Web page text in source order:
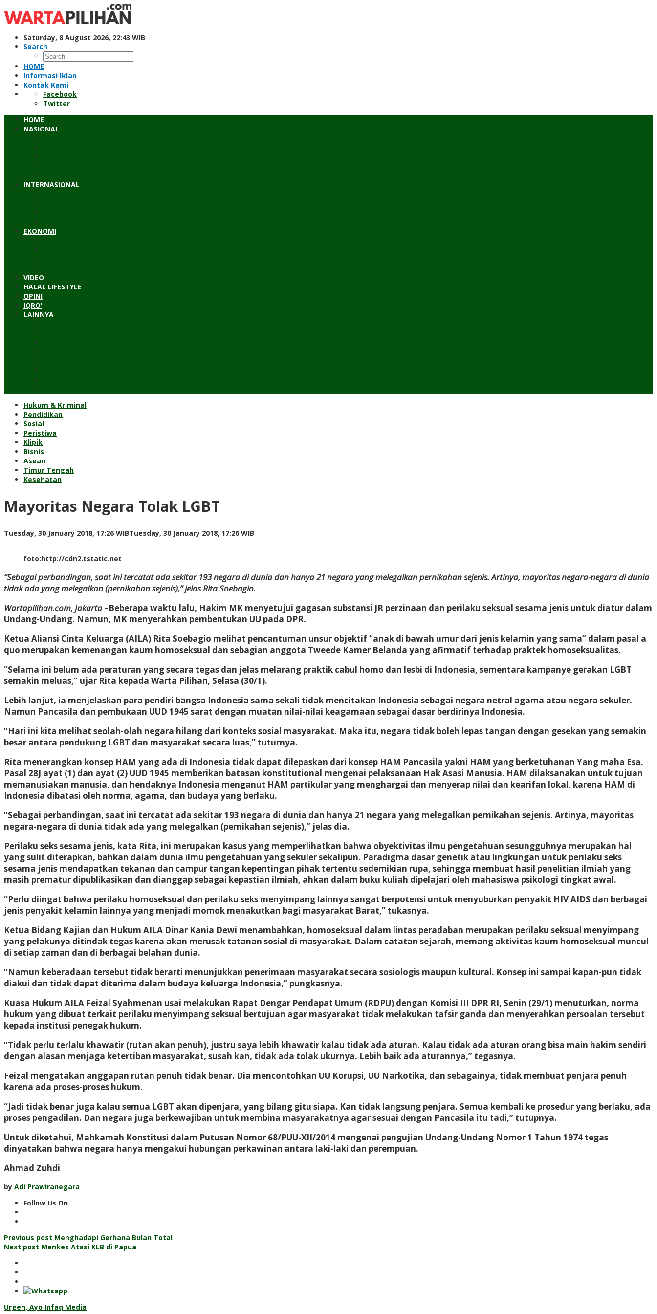
to
content
Saturday, 8 August 2026, 22:43 WIB
Search
HOME
Informasi Iklan
Kontak Kami
Facebook
Twitter
HOME
NASIONAL
INTERNASIONAL
EKONOMI
VIDEO
HALAL LIFESTYLE
OPINI
IQRO’
LAINNYA
Hukum & Kriminal
Pendidikan
Sosial
Peristiwa
Klipik
Bisnis
Asean
Timur Tengah
Kesehatan
Mayoritas Negara Tolak LGBT
Tuesday, 30 January 2018, 17:26 WIBTuesday, 30 January 2018, 17:26 WIB
foto:http://cdn2.tstatic.net
“Sebagai perbandingan, saat ini tercatat ada sekitar 193 negara di dunia dan hanya 21 negara yang melegalkan pernikahan sejenis. Artinya, mayoritas negara-negara di dunia
tidak ada yang melegalkan (pernikahan sejenis),” jelas Rita Soebagio.
Wartapilihan.com, Jakarta –Beberapa waktu lalu, Hakim MK menyetujui gagasan substansi JR perzinaan dan perilaku seksual sesama jenis untuk diatur dalam
Undang-Undang. Namun, MK menyerahkan pembentukan UU pada DPR.
Ketua Aliansi Cinta Keluarga (AILA) Rita Soebagio melihat pencantuman unsur objektif “anak di bawah umur dari jenis kelamin yang sama” dalam pasal a
quo merupakan kemenangan kaum homoseksual dan sebagian anggota Tweede Kamer Belanda yang afirmatif terhadap praktek homoseksualitas.
“Selama ini belum ada peraturan yang secara tegas dan jelas melarang praktik cabul homo dan lesbi di Indonesia, sementara kampanye gerakan LGBT
semakin meluas,” ujar Rita kepada Warta Pilihan, Selasa (30/1).
Lebih lanjut, ia menjelaskan para pendiri bangsa Indonesia sama sekali tidak mencitakan Indonesia sebagai negara netral agama atau negara sekuler.
Namun Pancasila dan pembukaan UUD 1945 sarat dengan muatan nilai-nilai keagamaan sebagai dasar berdirinya Indonesia.
“Hari ini kita melihat seolah-olah negara hilang dari konteks sosial masyarakat. Maka itu, negara tidak boleh lepas tangan dengan gesekan yang semakin
besar antara pendukung LGBT dan masyarakat secara luas,” tuturnya.
Rita menerangkan konsep HAM yang ada di Indonesia tidak dapat dilepaskan dari konsep HAM Pancasila yakni HAM yang berketuhanan Yang maha Esa.
Pasal 28J ayat (1) dan ayat (2) UUD 1945 memberikan batasan konstitutional mengenai pelaksanaan Hak Asasi Manusia. HAM dilaksanakan untuk tujuan
memanusiakan manusia, dan hendaknya Indonesia menganut HAM partikular yang menghargai dan menyerap nilai dan kearifan lokal, karena HAM di
Indonesia dibatasi oleh norma, agama, dan budaya yang berlaku.
“Sebagai perbandingan, saat ini tercatat ada sekitar 193 negara di dunia dan hanya 21 negara yang melegalkan pernikahan sejenis. Artinya, mayoritas
negara-negara di dunia tidak ada yang melegalkan (pernikahan sejenis),” jelas dia.
Perilaku seks sesama jenis, kata Rita, ini merupakan kasus yang memperlihatkan bahwa obyektivitas ilmu pengetahuan sesungguhnya merupakan hal
yang sulit diterapkan, bahkan dalam dunia ilmu pengetahuan yang sekuler sekalipun. Paradigma dasar genetik atau lingkungan untuk perilaku seks
sesama jenis mendapatkan tekanan dan campur tangan kepentingan pihak tertentu sedemikian rupa, sehingga membuat hasil penelitian ilmiah yang
masih prematur dipublikasikan dan dianggap sebagai kepastian ilmiah, ahkan dalam buku kuliah dipelajari oleh mahasiswa psikologi tingkat awal.
“Perlu diingat bahwa perilaku homoseksual dan perilaku seks menyimpang lainnya sangat berpotensi untuk menyuburkan penyakit HIV AIDS dan berbagai
jenis penyakit kelamin lainnya yang menjadi momok menakutkan bagi masyarakat Barat,” tukasnya.
Ketua Bidang Kajian dan Hukum AILA Dinar Kania Dewi menambahkan, homoseksual dalam lintas peradaban merupakan perilaku seksual menyimpang
yang pelakunya ditindak tegas karena akan merusak tatanan sosial di masyarakat. Dalam catatan sejarah, memang aktivitas kaum homoseksual muncul
di setiap zaman dan di berbagai belahan dunia.
“Namun keberadaan tersebut tidak berarti menunjukkan penerimaan masyarakat secara sosiologis maupun kultural. Konsep ini sampai kapan-pun tidak
diakui dan tidak dapat diterima dalam budaya keluarga Indonesia,” pungkasnya.
Kuasa Hukum AILA Feizal Syahmenan usai melakukan Rapat Dengar Pendapat Umum (RDPU) dengan Komisi III DPR RI, Senin (29/1) menuturkan, norma
hukum yang dibuat terkait perilaku menyimpang seksual bertujuan agar masyarakat tidak melakukan tafsir ganda dan menyerahkan persoalan tersebut
kepada institusi penegak hukum.
“Tidak perlu terlalu khawatir (rutan akan penuh), justru saya lebih khawatir kalau tidak ada aturan. Kalau tidak ada aturan orang bisa main hakim sendiri
dengan alasan menjaga ketertiban masyarakat, susah kan, tidak ada tolak ukurnya. Lebih baik ada aturannya,” tegasnya.
Feizal mengatakan anggapan rutan penuh tidak benar. Dia mencontohkan UU Korupsi, UU Narkotika, dan sebagainya, tidak membuat penjara penuh
karena ada proses-proses hukum.
“Jadi tidak benar juga kalau semua LGBT akan dipenjara, yang bilang gitu siapa. Kan tidak langsung penjara. Semua kembali ke prosedur yang berlaku, ada
proses pengadilan. Dan negara juga berkewajiban untuk membina masyarakatnya agar sesuai dengan Pancasila itu tadi,” tutupnya.
Untuk diketahui, Mahkamah Konstitusi dalam Putusan Nomor 68/PUU-XII/2014 mengenai pengujian Undang-Undang Nomor 1 Tahun 1974 tegas
dinyatakan bahwa negara hanya mengakui hubungan perkawinan antara laki-laki dan perempuan.
Ahmad Zuhdi
by Adi Prawiranegara
Follow Us On
Post
navigation
Previous post Menghadapi Gerhana Bulan Total
Next post Menkes Atasi KLB di Papua
Urgen, Ayo Infaq Media